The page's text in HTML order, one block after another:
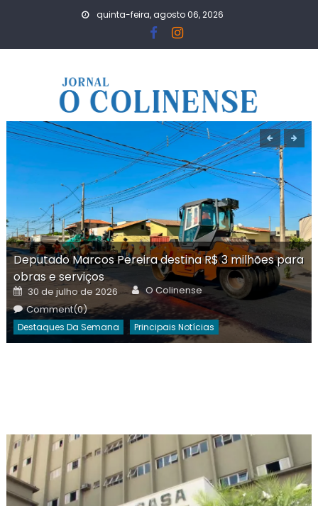
quinta-feira, agosto 06, 2026
Deputado Marcos Pereira destina R$ 3 milhões para
obras e serviços
Posted
on
30 de julho de 2026 Author
O Colinense
Comment(0)
Destaques Da Semana Principais Notícias